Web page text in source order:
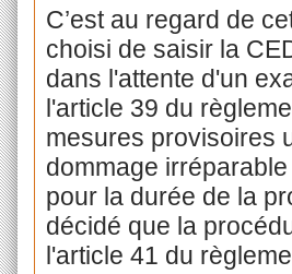
C’est au regard de
choisi de saisir la
dans l'attente d'un
l'article 39 du
mesures provisoires
dommage
pour la durée de la
décidé que la
l'article 41 du